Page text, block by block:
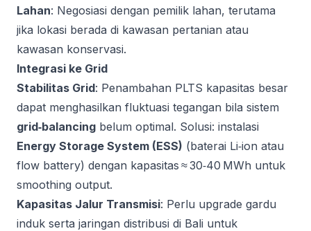
Lahan: Negosiasi dengan pemilik lahan, terutama
jika lokasi berada di kawasan pertanian atau
kawasan konservasi.
Integrasi ke Grid
Stabilitas Grid: Penambahan PLTS kapasitas besar
dapat menghasilkan fluktuasi tegangan bila sistem
grid‑balancing belum optimal. Solusi: instalasi
Energy Storage System (ESS) (baterai Li‑ion atau
flow battery) dengan kapasitas ≈ 30‑40 MWh untuk
smoothing output.
Kapasitas Jalur Transmisi: Perlu upgrade gardu
induk serta jaringan distribusi di Bali untuk